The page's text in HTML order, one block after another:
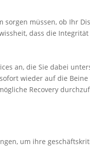
müssen, ob Ihr
dass die
an, die Sie dabei
wieder auf die
Recovery
um ihre